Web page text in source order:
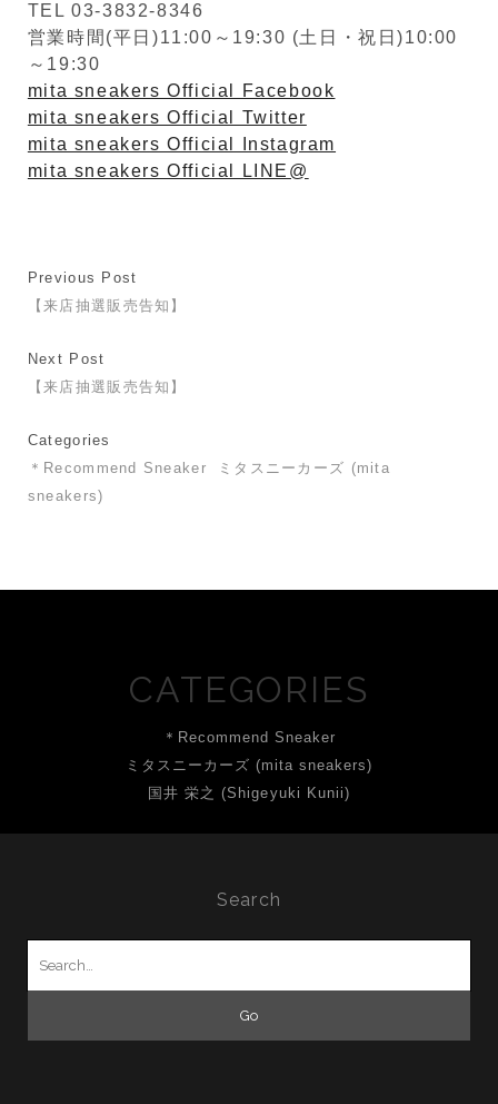
TEL 03-3832-8346
営業時間(平日)11:00～19:30 (土日・祝日)10:00
～19:30
mita sneakers Official Facebook
mita sneakers Official Twitter
mita sneakers Official Instagram
mita sneakers Official LINE@
Previous Post
【来店抽選販売告知】
Next Post
【来店抽選販売告知】
Categories
＊Recommend Sneaker
ミタスニーカーズ (mita
sneakers)
CATEGORIES
＊Recommend Sneaker
ミタスニーカーズ (mita sneakers)
国井 栄之 (Shigeyuki Kunii)
Search